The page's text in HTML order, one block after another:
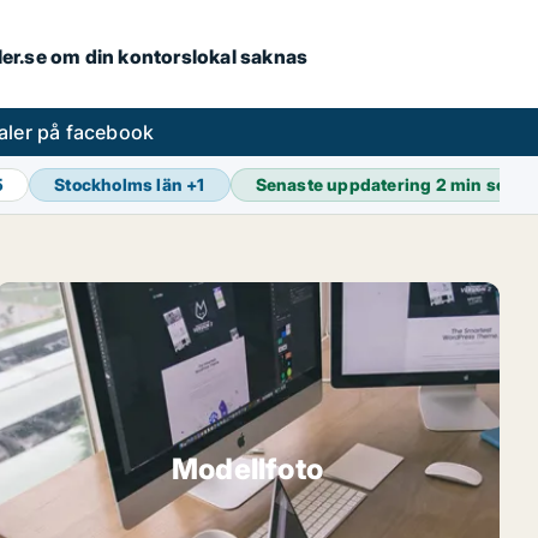
om din kontorslokal saknas
på facebook
Stockholms län +1 Senaste uppdatering 2 min sedan
Modellfoto